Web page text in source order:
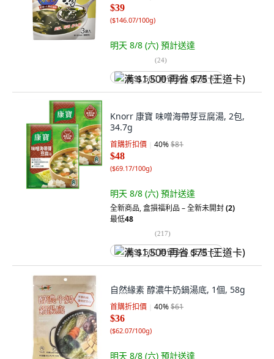
$39
($146.07/100g)
明天 8/8 (六) 預計送達
(24)
满 $1,500 再省 $75 (王道卡)
Knorr 康寶 味噌海帶芽豆腐湯, 2包,
34.7g
首購折扣價 40%$81
$48
($69.17/100g)
明天 8/8 (六) 預計送達
全新商品,盒損福利品 – 全新未開封(2)
最低48
(217)
满 $1,500 再省 $75 (王道卡)
自然緣素 醇濃牛奶鍋湯底, 1個, 58g
首購折扣價 40%$61
$36
($62.07/100g)
明天 8/8 (六) 預計送達